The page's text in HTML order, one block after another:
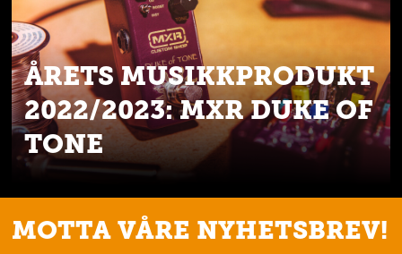
ÅRETS MUSIKKPRODUKT
2022/2023: MXR DUKE OF
TONE
MOTTA VÅRE NYHETSBREV!